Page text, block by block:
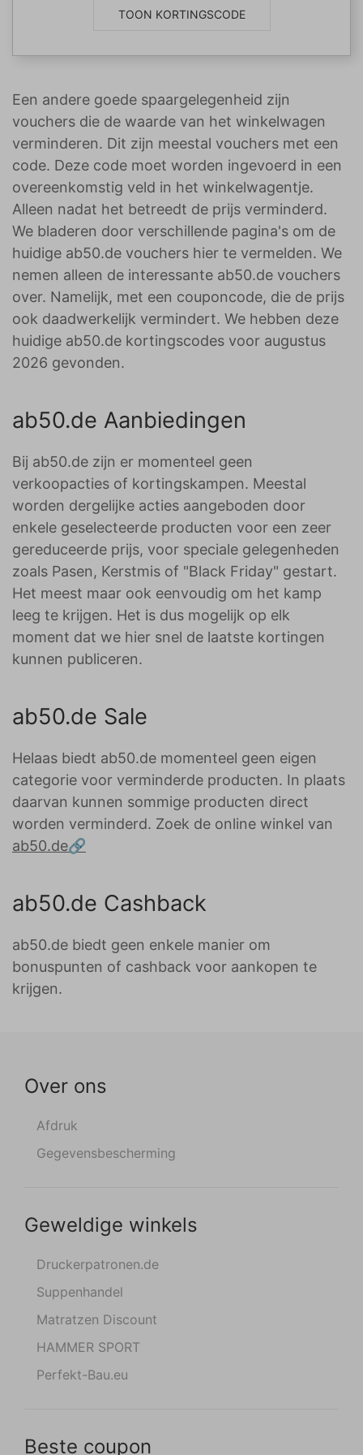
TOON KORTINGSCODE
Een andere goede spaargelegenheid zijn
vouchers die de waarde van het winkelwagen
verminderen. Dit zijn meestal vouchers met een
code. Deze code moet worden ingevoerd in een
overeenkomstig veld in het winkelwagentje.
Alleen nadat het betreedt de prijs verminderd.
We bladeren door verschillende pagina's om de
huidige ab50.de vouchers hier te vermelden. We
nemen alleen de interessante ab50.de vouchers
over. Namelijk, met een couponcode, die de prijs
ook daadwerkelijk vermindert. We hebben deze
huidige ab50.de kortingscodes voor augustus
2026 gevonden.
ab50.de Aanbiedingen
Bij ab50.de zijn er momenteel geen
verkoopacties of kortingskampen. Meestal
worden dergelijke acties aangeboden door
enkele geselecteerde producten voor een zeer
gereduceerde prijs, voor speciale gelegenheden
zoals Pasen, Kerstmis of "Black Friday" gestart.
Het meest maar ook eenvoudig om het kamp
leeg te krijgen. Het is dus mogelijk op elk
moment dat we hier snel de laatste kortingen
kunnen publiceren.
ab50.de Sale
Helaas biedt ab50.de momenteel geen eigen
categorie voor verminderde producten. In plaats
daarvan kunnen sommige producten direct
worden verminderd. Zoek de online winkel van
ab50.de
ab50.de Cashback
ab50.de biedt geen enkele manier om
bonuspunten of cashback voor aankopen te
krijgen.
Over ons
Afdruk
Gegevensbescherming
Geweldige winkels
Druckerpatronen.de
Suppenhandel
Matratzen Discount
HAMMER SPORT
Perfekt-Bau.eu
Beste coupon